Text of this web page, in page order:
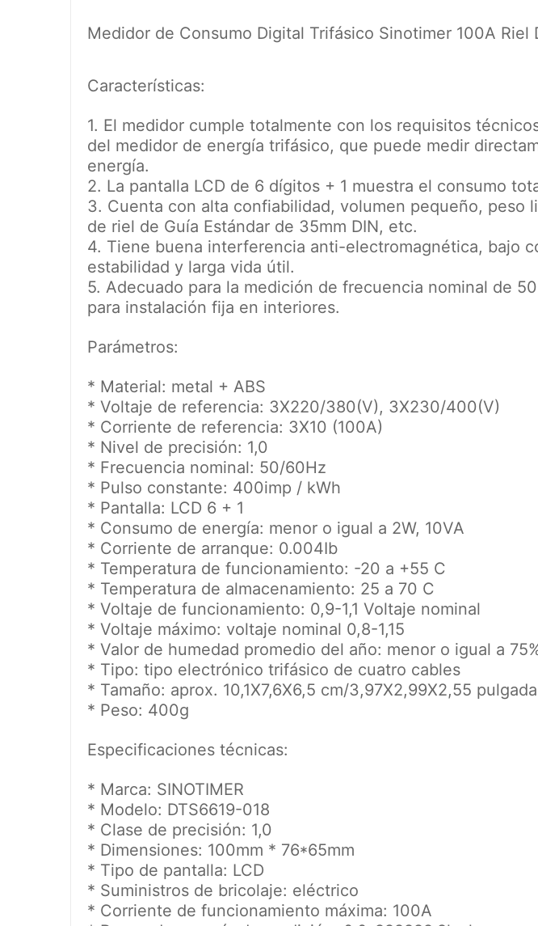
Medidor de Consumo Digital Trifásico Sinotimer 100A Riel
Características:
1. El medidor cumple totalmente con los requisitos
del medidor de energía trifásico, que puede medir
energía.
2. La pantalla LCD de 6 dígitos + 1 muestra el consumo
3. Cuenta con alta confiabilidad, volumen pequeño, peso
de riel de Guía Estándar de 35mm DIN, etc.
4. Tiene buena interferencia anti-electromagnética, bajo
estabilidad y larga vida útil.
5. Adecuado para la medición de frecuencia nominal de
para instalación fija en interiores.
Parámetros:
* Material: metal + ABS
* Voltaje de referencia: 3X220/380(V), 3X230/400(V)
* Corriente de referencia: 3X10 (100A)
* Nivel de precisión: 1,0
* Frecuencia nominal: 50/60Hz
* Pulso constante: 400imp / kWh
* Pantalla: LCD 6 + 1
* Consumo de energía: menor o igual a 2W, 10VA
* Corriente de arranque: 0.004Ib
* Temperatura de funcionamiento: -20 a +55 C
* Temperatura de almacenamiento: 25 a 70 C
* Voltaje de funcionamiento: 0,9-1,1 Voltaje nominal
* Voltaje máximo: voltaje nominal 0,8-1,15
* Valor de humedad promedio del año: menor o igual a
* Tipo: tipo electrónico trifásico de cuatro cables
* Tamaño: aprox. 10,1X7,6X6,5 cm/3,97X2,99X2,55
* Peso: 400g
Especificaciones técnicas:
* Marca: SINOTIMER
* Modelo: DTS6619-018
* Clase de precisión: 1,0
* Dimensiones: 100mm * 76*65mm
* Tipo de pantalla: LCD
* Suministros de bricolaje: eléctrico
* Corriente de funcionamiento máxima: 100A